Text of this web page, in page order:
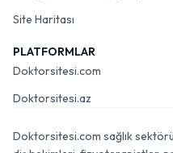
Site Haritası
PLATFORMLAR
Doktorsitesi.com
Doktorsitesi.az
Doktorsitesi.com sağlık